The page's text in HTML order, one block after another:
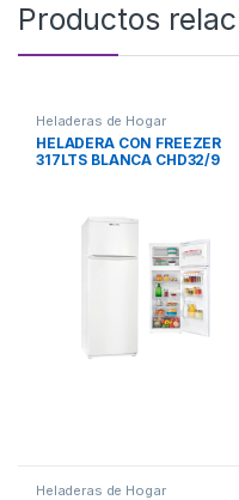
Productos
Heladeras de Hogar
HELADERA CON FREEZER
317LTS BLANCA CHD32/9
Heladeras de Hogar